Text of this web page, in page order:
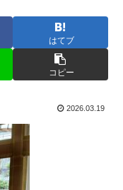
はてブ
コピー
2026.03.19